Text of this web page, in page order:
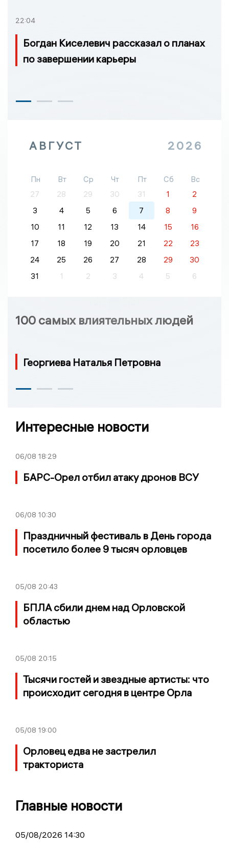
22:04
Богдан Киселевич рассказал о планах
по завершении карьеры
АВГУСТ 2026
Пн Вт Ср Чт Пт Сб
Вс
27
28 29 30 31 1
2
3
4 5 6 7 8
9
10
11 12 13 14 15
16
17
18 19 20 21 22
23
24
25 26 27 28 29
30
31
1 2 3 4 5 6
100 самых влиятельных людей
Георгиева Наталья Петровна
Интересные новости
06/08 18:29
БАРС-Орел отбил атаку дронов ВСУ
06/08 10:30
Праздничный фестиваль в День города
посетило более 9 тысяч орловцев
05/08 20:43
БПЛА сбили днем над Орловской
областью
05/08 20:15
Тысячи гостей и звездные артисты: что
происходит сегодня в центре Орла
05/08 19:00
Орловец едва не застрелил
тракториста
Главные новости
05/08/2026 14:30